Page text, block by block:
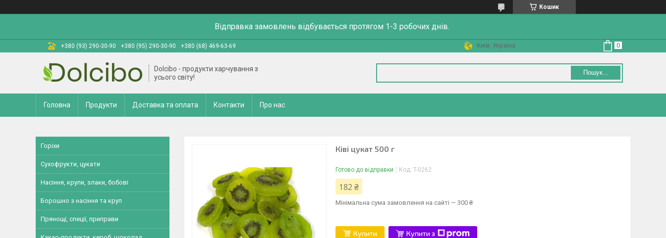
Кошик
Відправка замовлень відбувається протягом 1-3 робочих днів.
+380 (93) 290-30-90 +380 (95) 290-30-90 +380 (68) 469-63-69 Київ, Україна
Dolcibo - продукти харчування з
усього світу!
Пошук...
Головна Продукти Доставка та оплата Контакти Про нас
Ківі цукат 500 г
Готово до відправки Код: T-0262
182 ₴
Мінімальна сума замовлення на сайті — 300 ₴
Купити Купити з
Горіхи
Сухофрукти, цукати
Насіння, крупи, злаки, бобові
Борошно з насіння та круп
Прянощі, спеції, приправи